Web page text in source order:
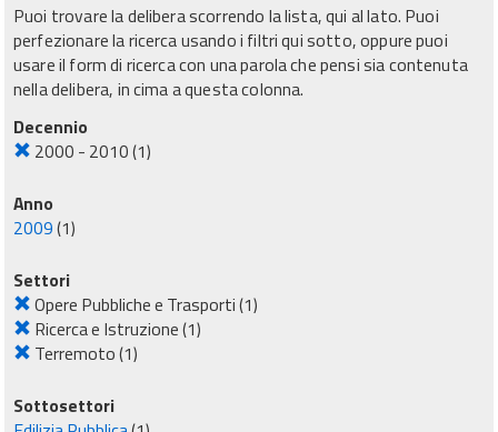
Puoi trovare la delibera scorrendo la lista, qui al lato. Puoi
perfezionare la ricerca usando i filtri qui sotto, oppure puoi
usare il form di ricerca con una parola che pensi sia contenuta
nella delibera, in cima a questa colonna.
Decennio
2000 - 2010(1)
Anno
2009(1)
Settori
Opere Pubbliche e Trasporti(1)
Ricerca e Istruzione(1)
Terremoto(1)
Sottosettori